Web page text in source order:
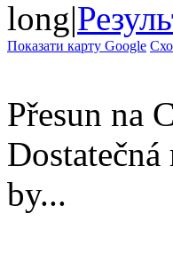
long|
Показати карту Google
Přesun na
by...